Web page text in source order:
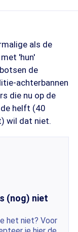
als de
'hun'
de
achterbannen
die nu op de
helft (40
wil dat niet.
(nog) niet
het niet? Voor